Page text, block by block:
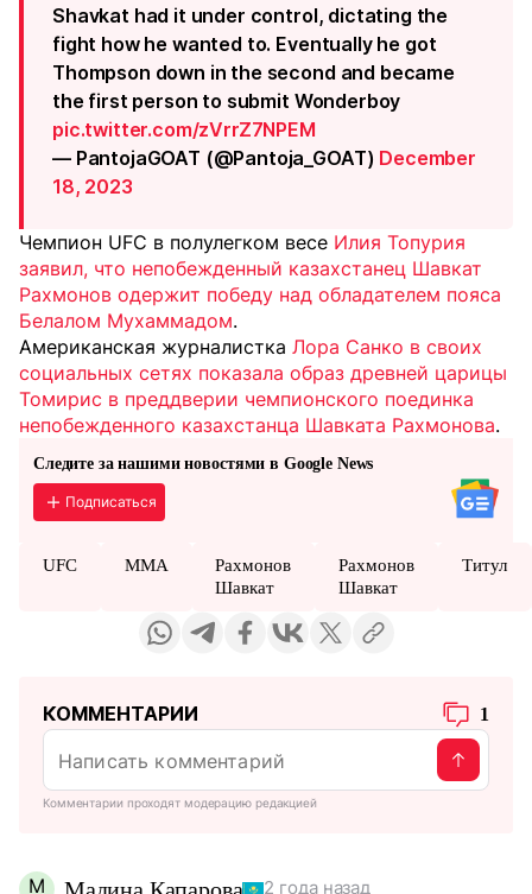
Shavkat had it under control, dictating the
fight how he wanted to. Eventually he got
Thompson down in the second and became
the first person to submit Wonderboy
pic.twitter.com/zVrrZ7NPEM
— PantojaGOAT (@Pantoja_GOAT) December
18, 2023
Чемпион UFC в полулегком весе Илия Топурия
заявил, что непобежденный казахстанец Шавкат
Рахмонов одержит победу над обладателем пояса
Белалом Мухаммадом.
Американская журналистка Лора Санко в своих
социальных сетях показала образ древней царицы
Томирис в преддверии чемпионского поединка
непобежденного казахстанца Шавката Рахмонова.
Следите за нашими новостями в Google News
Подписаться
UFC MMA
Рахмонов
Шавкат
Рахмонов
Шавкат
Титул
КОММЕНТАРИИ 1
Комментарии проходят модерацию редакцией
М 2 года назад